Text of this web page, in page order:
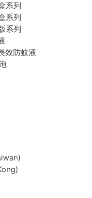
系列
系列
系列
效防蚊液